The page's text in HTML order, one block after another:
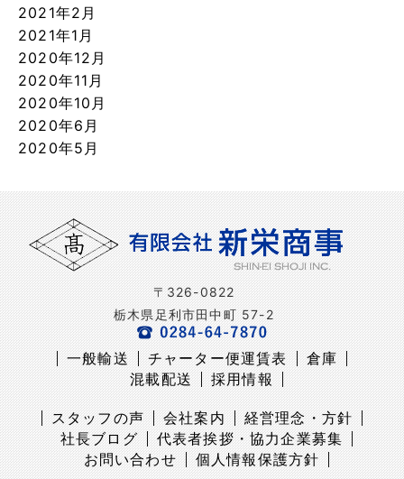
2021年2月
2021年1月
2020年12月
2020年11月
2020年10月
2020年6月
2020年5月
〒326-0822
栃木県足利市田中町 57-2
一般輸送 チャーター便運賃表
倉庫
混載配送
採用情報
スタッフの声 会社案内
経営理念・方針
社長ブログ
代表者挨拶・協力企業募集
お問い合わせ
個人情報保護方針